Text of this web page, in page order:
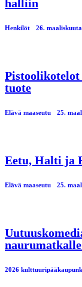
halliin
Henkilöt 26.
tuote
Elävä maaseutu 25.
Eetu, Halti ja
Elävä maaseutu 25.
2026